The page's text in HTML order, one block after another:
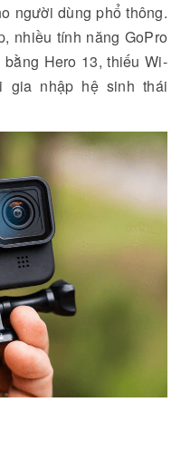
người dùng phổ thông.
nhiều tính năng GoPro
Hero 13, thiếu Wi-
gia nhập hệ sinh thái